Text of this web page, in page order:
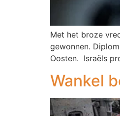
Met het broze
gewonnen.
Oosten. Israëls
Wankel